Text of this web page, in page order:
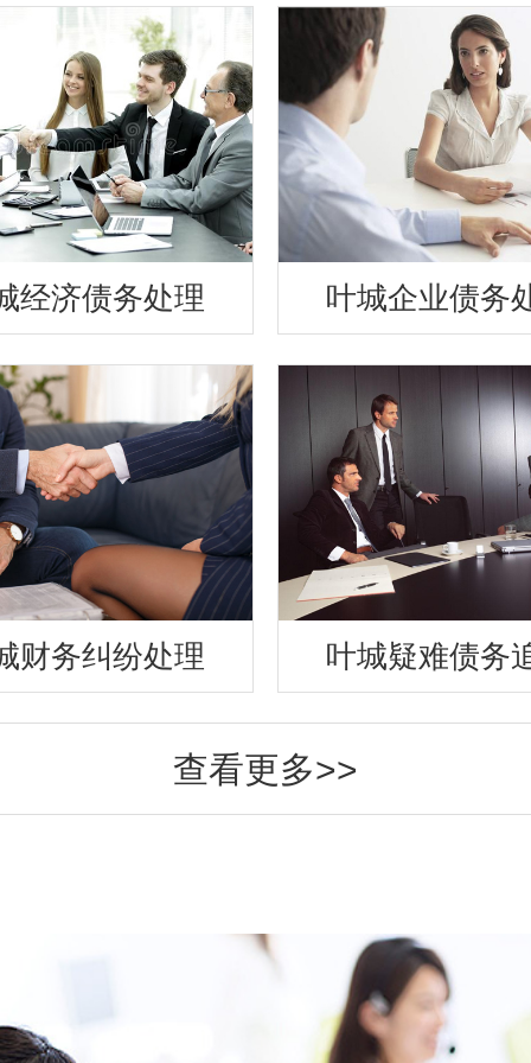
经济债务处理 叶城企业债务
财务纠纷处理 叶城疑难债务
查看更多>>